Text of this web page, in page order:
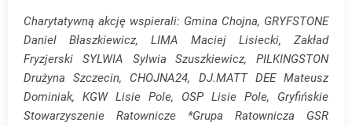
Charytatywną akcję wspierali: Gmina Chojna, GRYFSTONE
Daniel Błaszkiewicz, LIMA Maciej Lisiecki, Zakład
Fryzjerski SYLWIA Sylwia Szuszkiewicz, PILKINGSTON
Drużyna Szczecin, CHOJNA24, DJ.MATT DEE Mateusz
Dominiak, KGW Lisie Pole, OSP Lisie Pole, Gryfińskie
Stowarzyszenie Ratownicze *Grupa Ratownicza GSR